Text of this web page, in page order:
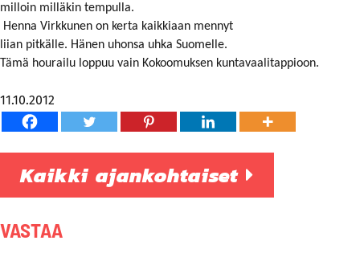
milloin milläkin tempulla.
Henna Virkkunen on kerta kaikkiaan mennyt
liian pitkälle. Hänen uhonsa uhka Suomelle.
Tämä hourailu loppuu vain Kokoomuksen kuntavaalitappioon.
11.10.2012
Kaikki ajankohtaiset
VASTAA